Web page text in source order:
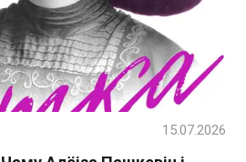
15.07.2026